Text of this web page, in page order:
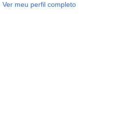
Ver meu perfil completo